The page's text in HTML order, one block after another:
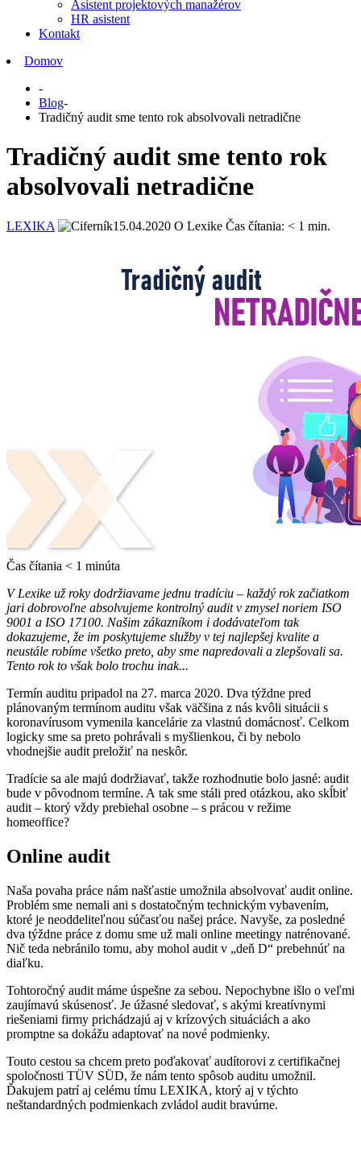
Asistent projektových manažérov
HR asistent
Kontakt
Domov
-
Blog-
Tradičný audit sme tento rok absolvovali netradične
Tradičný audit sme tento rok
absolvovali netradične
LEXIKA 15.04.2020 O Lexike Čas čítania: < 1 min.
Čas čítania < 1 minúta
V Lexike už roky dodržiavame jednu tradíciu – každý rok začiatkom
jari dobrovoľne absolvujeme kontrolný audit v zmysel noriem ISO
9001 a ISO 17100. Našim zákazníkom i dodávateľom tak
dokazujeme, že im poskytujeme služby v tej najlepšej kvalite a
neustále robíme všetko preto, aby sme napredovali a zlepšovali sa.
Tento rok to však bolo trochu inak...
Termín auditu pripadol na 27. marca 2020. Dva týždne pred
plánovaným termínom auditu však väčšina z nás kvôli situácii s
koronavírusom vymenila kancelárie za vlastnú domácnosť. Celkom
logicky sme sa preto pohrávali s myšlienkou, či by nebolo
vhodnejšie audit preložiť na neskôr.
Tradície sa ale majú dodržiavať, takže rozhodnutie bolo jasné: audit
bude v pôvodnom termíne. A tak sme stáli pred otázkou, ako skĺbiť
audit – ktorý vždy prebiehal osobne – s prácou v režime
homeoffice?
Online audit
Naša povaha práce nám našťastie umožnila absolvovať audit online.
Problém sme nemali ani s dostatočným technickým vybavením,
ktoré je neoddeliteľnou súčasťou našej práce. Navyše, za posledné
dva týždne práce z domu sme už mali online meetingy natrénované.
Nič teda nebránilo tomu, aby mohol audit v „deň D“ prebehnúť na
diaľku.
Tohtoročný audit máme úspešne za sebou. Nepochybne išlo o veľmi
zaujímavú skúsenosť. Je úžasné sledovať, s akými kreatívnymi
riešeniami firmy prichádzajú aj v krízových situáciách a ako
promptne sa dokážu adaptovať na nové podmienky.
Touto cestou sa chcem preto poďakovať audítorovi z certifikačnej
spoločnosti TÜV SÜD, že nám tento spôsob auditu umožnil.
Ďakujem patrí aj celému tímu LEXIKA, ktorý aj v týchto
neštandardných podmienkach zvládol audit bravúrne.